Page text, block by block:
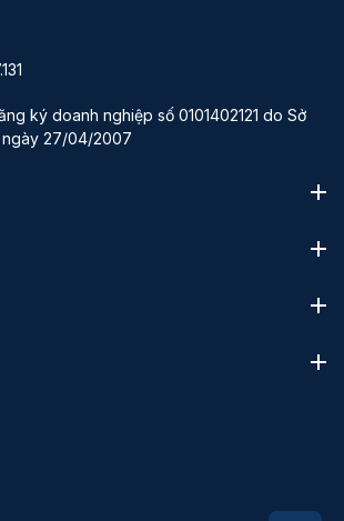
ký doanh nghiệp số 0101402121 do Sở
ngày 27/04/2007